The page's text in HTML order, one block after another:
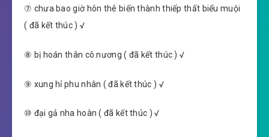
⑦ chưa bao giờ hôn thê biến thành thiếp thất biểu muội
( đã kết thúc ) √
⑧ bị hoán thân cô nương ( đã kết thúc ) √
⑨ xung hỉ phu nhân ( đã kết thúc ) √
⑩ đại gả nha hoàn ( đã kết thúc ) √